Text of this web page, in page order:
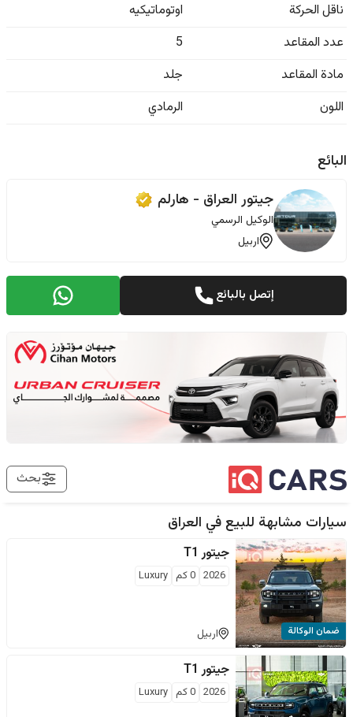
ناقل الحركة
اوتوماتيكيه
عدد المقاعد
5
مادة المقاعد
جلد
اللون
الرمادي
البائع
جيتور العراق - هارلم
الوكيل الرسمي
اربيل
إتصل بالبائع
بحث
سيارات مشابهة للبيع في العراق
ضمان الوكالة
جيتور T1
2026
0كم Luxury
اربيل
جيتور T1
2026
0كم Luxury